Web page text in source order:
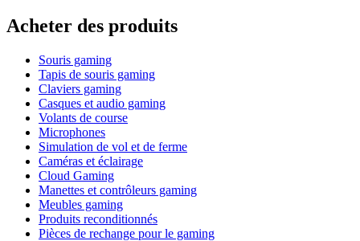
Acheter des produits
Souris gaming
Tapis de souris gaming
Claviers gaming
Casques et audio gaming
Volants de course
Microphones
Simulation de vol et de ferme
Caméras et éclairage
Cloud Gaming
Manettes et contrôleurs gaming
Meubles gaming
Produits reconditionnés
Pièces de rechange pour le gaming